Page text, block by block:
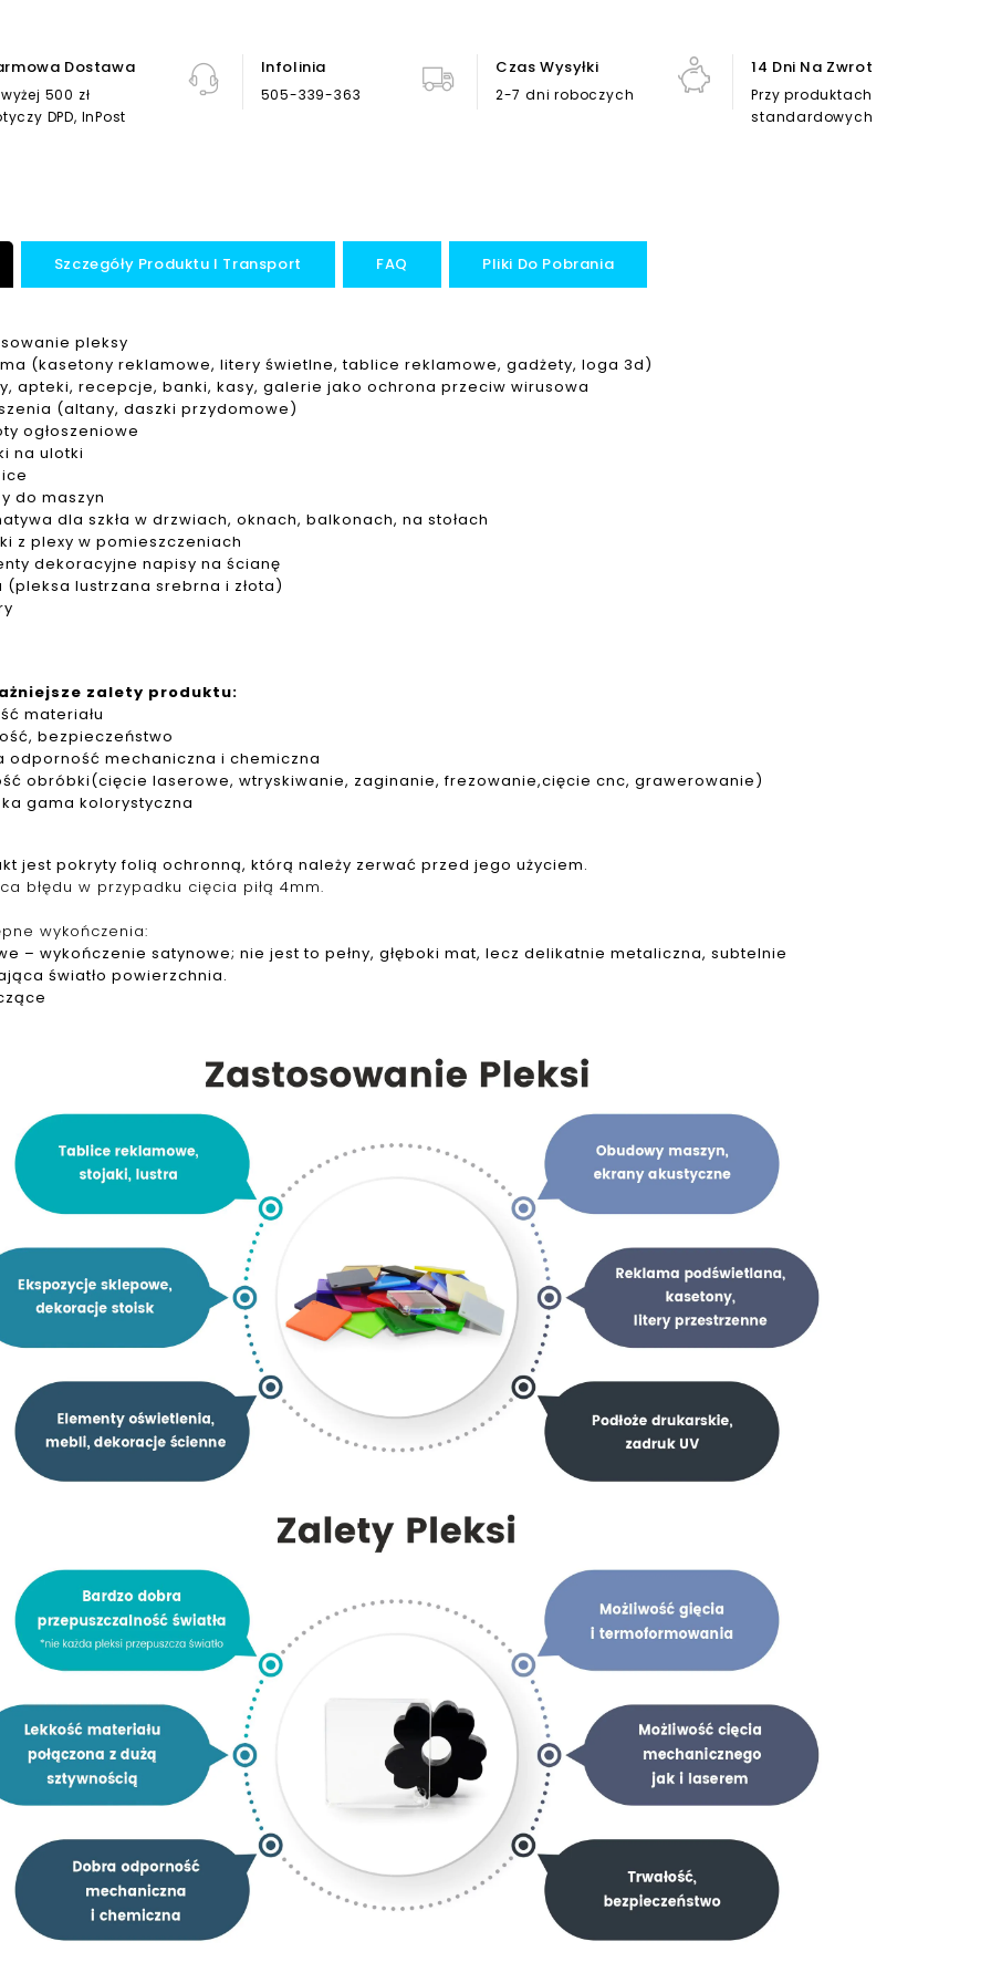
Dostawa
500 zł
DPD, InPost
Infolinia
505-339-363
Czas Wysyłki
2-7 dni roboczych
14 Dni Na Zwrot
Przy produktach
standardowych
Szczegóły Produktu I Transport FAQ Pliki Do Pobrania
pleksy
(kasetony reklamowe, litery świetlne, tablice reklamowe, gadżety, loga 3d)
apteki, recepcje, banki, kasy, galerie jako ochrona przeciw wirusowa
(altany, daszki przydomowe)
ogłoszeniowe
na ulotki
do maszyn
dla szkła w drzwiach, oknach, balkonach, na stołach
z plexy w pomieszczeniach
dekoracyjne napisy na ścianę
(pleksa lustrzana srebrna i złota)
zalety produktu:
materiału
bezpieczeństwo
odporność mechaniczna i chemiczna
obróbki(cięcie laserowe, wtryskiwanie, zaginanie, frezowanie,cięcie cnc, grawerowanie)
gama kolorystyczna
jest pokryty folią ochronną, którą należy zerwać przed jego użyciem.
błędu w przypadku cięcia piłą 4mm.
wykończenia:
– wykończenie satynowe; nie jest to pełny, głęboki mat, lecz delikatnie metaliczna, subtelnie
światło powierzchnia.